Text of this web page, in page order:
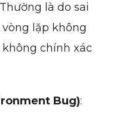
là do sai
lặp không
chính xác
Bug):